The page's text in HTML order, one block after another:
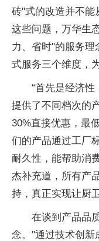
砖"式的改造并不能
这些问题，万华生
力、省时"的服务
式服务三个维度，
“首先是经济性
提供了不同档次的
30%直接优惠，最
们的产品通过工厂
耐久性，能帮助消
杰补充道，所有产
持，真正实现让厨
在谈到产品品
念。"通过技术创新